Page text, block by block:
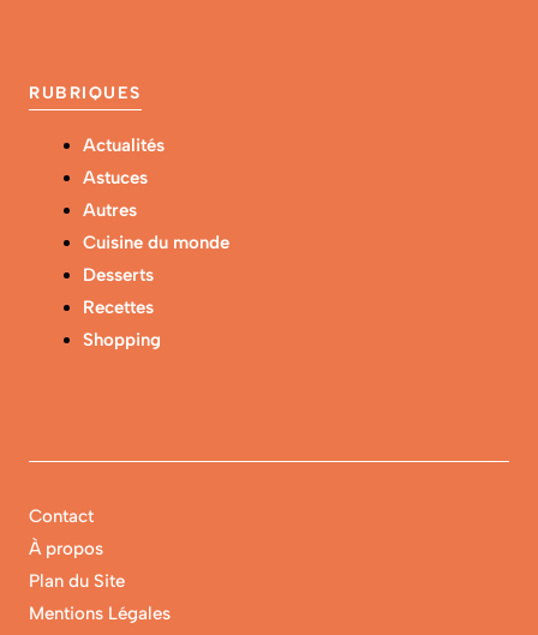
RUBRIQUES
Actualités
Astuces
Autres
Cuisine du monde
Desserts
Recettes
Shopping
Contact
À propos
Plan du Site
Mentions Légales